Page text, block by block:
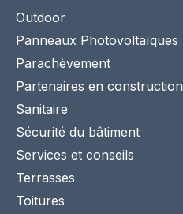
Outdoor
Panneaux Photovoltaïques
Parachèvement
Partenaires en construction
Sanitaire
Sécurité du bâtiment
Services et conseils
Terrasses
Toitures